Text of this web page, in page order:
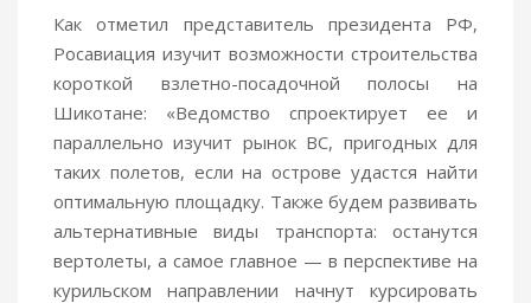
Как отметил представитель президента РФ,
Росавиация изучит возможности строительства
короткой взлетно-посадочной полосы на
Шикотане: «Ведомство спроектирует ее и
параллельно изучит рынок ВС, пригодных для
таких полетов, если на острове удастся найти
оптимальную площадку. Также будем развивать
альтернативные виды транспорта: останутся
вертолеты, а самое главное — в перспективе на
курильском направлении начнут курсировать